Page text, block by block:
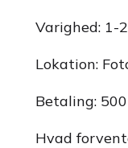
Varighed: 1-
Lokation:
Betaling:
Hvad